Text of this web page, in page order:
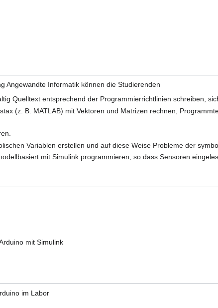
Angewandte Informatik können die Studierenden
Quelltext entsprechend der Programmierrichtlinien schreiben,
(z. B. MATLAB) mit Vektoren und Matrizen rechnen,
Variablen erstellen und auf diese Weise Probleme der
mit Simulink programmieren, so dass Sensoren
mit Simulink
im Labor